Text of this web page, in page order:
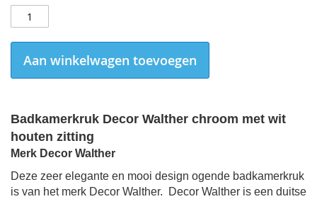
Aan winkelwagen toevoegen
Badkamerkruk Decor Walther chroom met wit
houten zitting
Merk Decor Walther
Deze zeer elegante en mooi design ogende badkamerkruk
is van het merk Decor Walther. Decor Walther is een duitse